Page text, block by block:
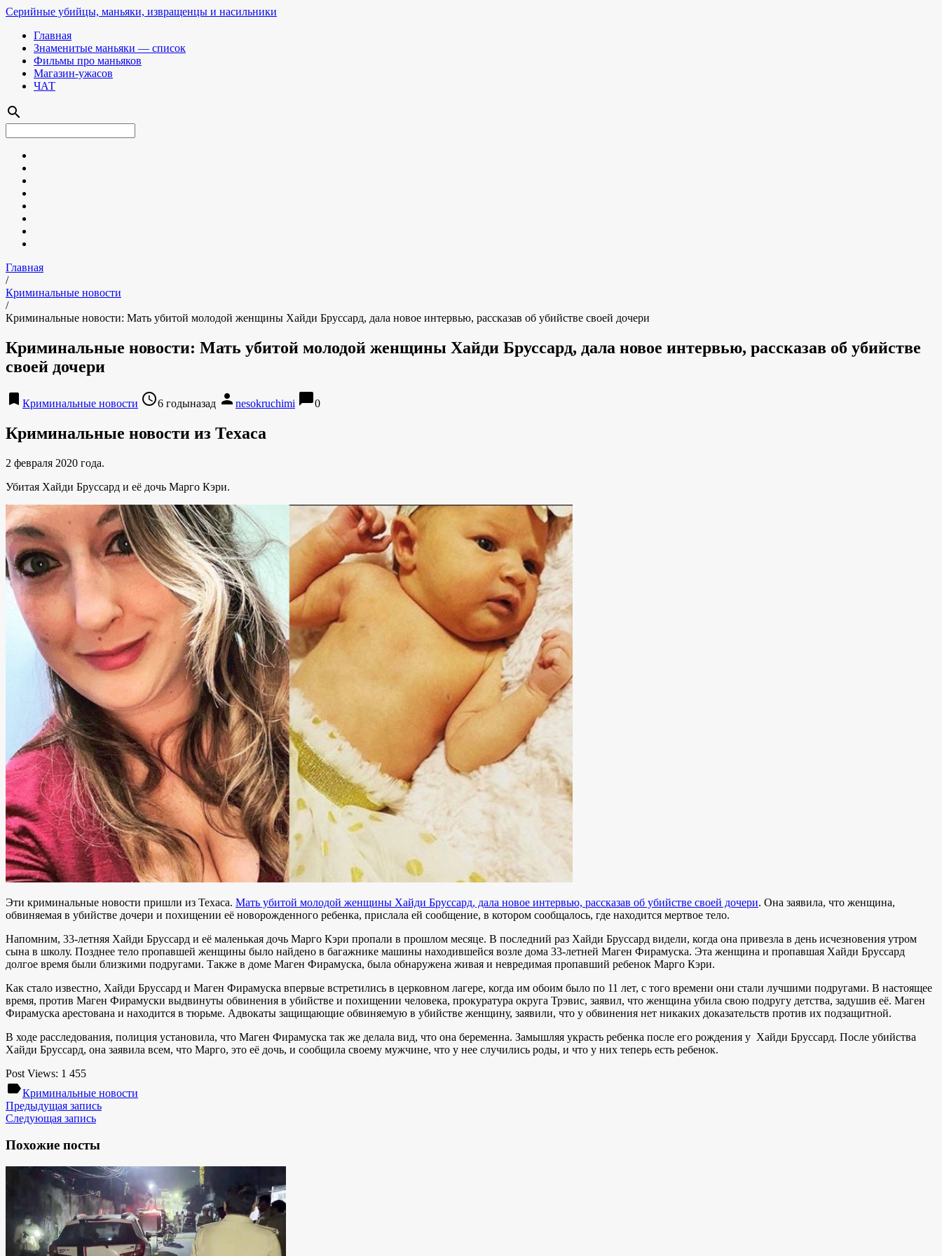
Серийные убийцы, маньяки, извращенцы и насильники
Главная
Знаменитые маньяки — список
Фильмы про маньяков
Магазин-ужасов
ЧАТ
search
Главная
/
Криминальные новости
/
Криминальные новости: Мать убитой молодой женщины Хайди Бруссард, дала новое интервью, рассказав об убийстве своей дочери
Криминальные новости: Мать убитой молодой женщины Хайди Бруссард, дала новое интервью, рассказав об убийстве
своей дочери
bookmark Криминальные новости access_time6 годыназад person nesokruchimi chat_bubble0
Криминальные новости из Техаса
2 февраля 2020 года.
Убитая Хайди Бруссард и её дочь Марго Кэри.
Эти криминальные новости пришли из Техаса. Мать убитой молодой женщины Хайди Бруссард, дала новое интервью, рассказав об убийстве своей дочери. Она заявила, что женщина,
обвиняемая в убийстве дочери и похищении её новорожденного ребенка, прислала ей сообщение, в котором сообщалось, где находится мертвое тело.
Напомним, 33-летняя Хайди Бруссард и её маленькая дочь Марго Кэри пропали в прошлом месяце. В последний раз Хайди Бруссард видели, когда она привезла в день исчезновения утром
сына в школу. Позднее тело пропавшей женщины было найдено в багажнике машины находившейся возле дома 33-летней Маген Фирамуска. Эта женщина и пропавшая Хайди Бруссард
долгое время были близкими подругами. Также в доме Маген Фирамуска, была обнаружена живая и невредимая пропавший ребенок Марго Кэри.
Как стало известно, Хайди Бруссард и Маген Фирамуска впервые встретились в церковном лагере, когда им обоим было по 11 лет, с того времени они стали лучшими подругами. В настоящее
время, против Маген Фирамуски выдвинуты обвинения в убийстве и похищении человека, прокуратура округа Трэвис, заявил, что женщина убила свою подругу детства, задушив её. Маген
Фирамуска арестована и находится в тюрьме. Адвокаты защищающие обвиняемую в убийстве женщину, заявили, что у обвинения нет никаких доказательств против их подзащитной.
В ходе расследования, полиция установила, что Маген Фирамуска так же делала вид, что она беременна. Замышляя украсть ребенка после его рождения у Хайди Бруссард. После убийства
Хайди Бруссард, она заявила всем, что Марго, это её дочь, и сообщила своему мужчине, что у нее случились роды, и что у них теперь есть ребенок.
Post Views: 1 455
labelКриминальные новости
Предыдущая запись
Следующая запись
Похожие посты